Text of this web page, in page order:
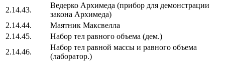
2.14.43.
Ведерко Архимеда (прибор для демонстрации
закона Архимеда)
2.14.44.
Маятник Максвелла
2.14.45.
Набор тел равного объема (дем.)
2.14.46.
Набор тел равной массы и равного объема
(лаборатор.)